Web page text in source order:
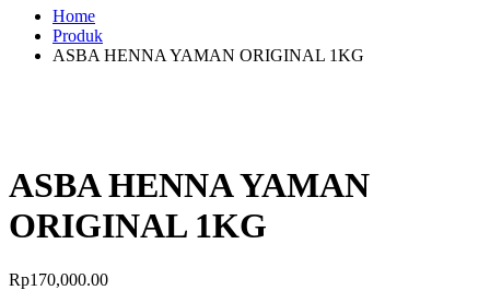
Home
Produk
ASBA HENNA YAMAN ORIGINAL 1KG
ASBA HENNA YAMAN
ORIGINAL 1KG
Rp170,000.00